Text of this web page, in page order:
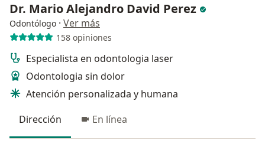
Dr. Mario Alejandro David Perez
Odontólogo · Ver más
158 opiniones
Especialista en odontologia laser
Odontologia sin dolor
Atención personalizada y humana
Dirección
En línea